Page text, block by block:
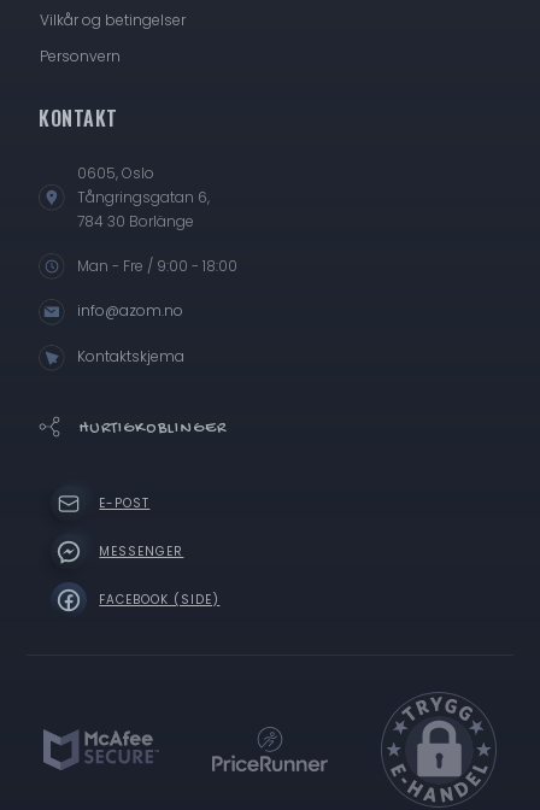
Vilkår og betingelser
Personvern
KONTAKT
0605, Oslo
Tångringsgatan 6,
784 30 Borlänge
Man - Fre / 9:00 - 18:00
info@azom.no
Kontaktskjema
HURTIGKOBLINGER
E-POST
MESSENGER
FACEBOOK (SIDE)